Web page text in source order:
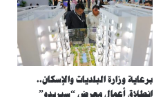
برعاية وزارة البلديات والإسكان..
انطلاق أعمال معرض “سيريدو”